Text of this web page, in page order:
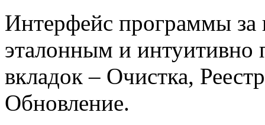
Интерфейс программы за
эталонным и
вкладок – Очистка,
Обновление.